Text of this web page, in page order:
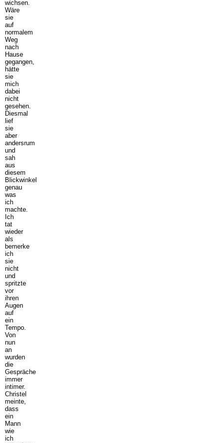
wichsen.
Wäre
sie
auf
normalem
Weg
nach
Hause
gegangen,
hätte
sie
mich
dabei
nicht
gesehen.
Diesmal
lief
sie
aber
andersrum
und
sah
aus
diesem
Blickwinkel
genau
was
ich
machte.
Ich
tat
wieder
als
bemerke
ich
sie
nicht
und
spritzte
vor
ihren
Augen
auf
ein
Tempo.
Von
nun
an
wurden
die
Gespräche
immer
intimer.
Christel
meinte,
dass
ein
Mann
wie
ich